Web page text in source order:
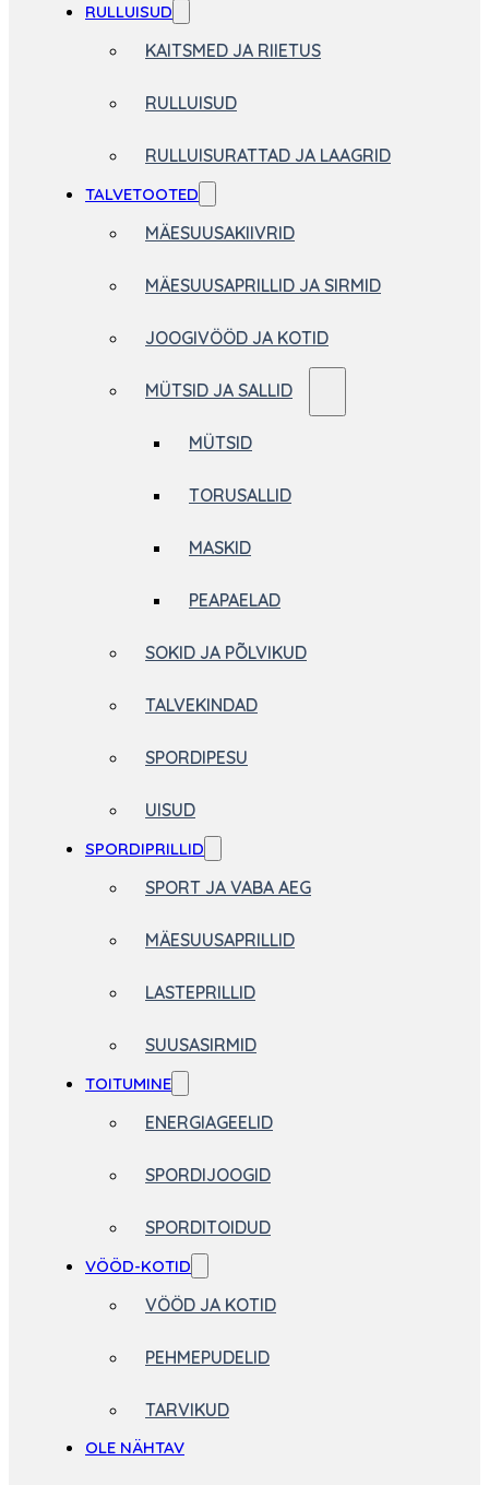
RULLUISUD
KAITSMED JA RIIETUS
RULLUISUD
RULLUISURATTAD JA LAAGRID
TALVETOOTED
MÄESUUSAKIIVRID
MÄESUUSAPRILLID JA SIRMID
JOOGIVÖÖD JA KOTID
MÜTSID JA SALLID
MÜTSID
TORUSALLID
MASKID
PEAPAELAD
SOKID JA PÕLVIKUD
TALVEKINDAD
SPORDIPESU
UISUD
SPORDIPRILLID
SPORT JA VABA AEG
MÄESUUSAPRILLID
LASTEPRILLID
SUUSASIRMID
TOITUMINE
ENERGIAGEELID
SPORDIJOOGID
SPORDITOIDUD
VÖÖD-KOTID
VÖÖD JA KOTID
PEHMEPUDELID
TARVIKUD
OLE NÄHTAV